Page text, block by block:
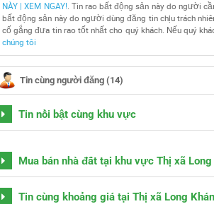
NÀY | XEM NGAY!. Tin rao bất động sản này do người
bất động sản này do người dùng đăng tin chịu trách
cố gắng đưa tin rao tốt nhất cho quý khách. Nếu quý
chúng tôi
Tin cùng người đăng (14)
Tin nổi bật cùng khu vực
Mua bán nhà đất tại khu vực Thị xã
Tin cùng khoảng giá tại Thị xã Long